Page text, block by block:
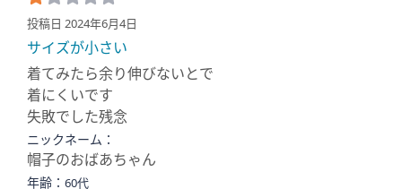
投稿日 2024年6月4日
サイズが小さい
着てみたら余り伸びないとで
着にくいです
失敗でした残念
ニックネーム：
帽子のおばあちゃん
年齢： 60代